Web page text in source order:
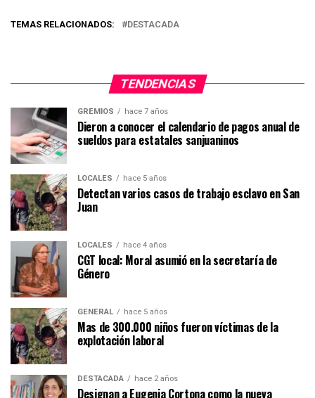
TEMAS RELACIONADOS: DESTACADA
TENDENCIAS
GREMIOS hace 7 años
Dieron a conocer el calendario de pagos anual de
sueldos para estatales sanjuaninos
LOCALES hace 5 años
Detectan varios casos de trabajo esclavo en San
Juan
LOCALES hace 4 años
CGT local: Moral asumió en la secretaría de
Género
GENERAL hace 5 años
Mas de 300.000 niños fueron víctimas de la
explotación laboral
DESTACADA hace 2 años
Designan a Eugenia Cortona como la nueva